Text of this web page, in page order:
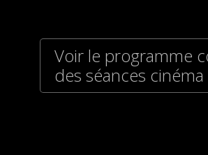
Voir le programme
des séances cinéma